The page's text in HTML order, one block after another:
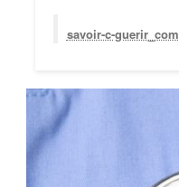
savoir-c-guerir_com